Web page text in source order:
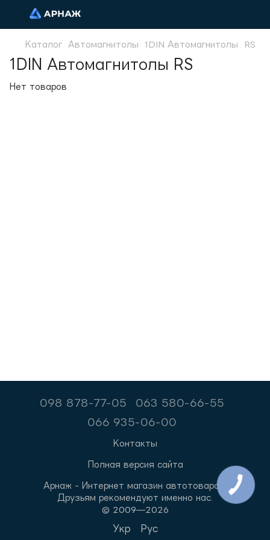
Каталог Автомагнитолы 1DIN Автомагнитолы RS
1DIN Автомагнитолы RS
Нет товаров
098 878-77-05
063 580-66-55
066 935-06-00
Контакты
Полная версия сайта
Арнаж - Интернет магазин автотоваров.
Друзьям рекомендуют именно нас.
© 2009—2026
Укр Рус